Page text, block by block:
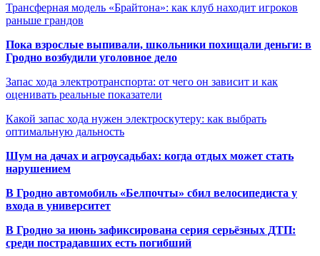
Трансферная модель «Брайтона»: как клуб находит игроков
раньше грандов
Пока взрослые выпивали, школьники похищали деньги: в
Гродно возбудили уголовное дело
Запас хода электротранспорта: от чего он зависит и как
оценивать реальные показатели
Какой запас хода нужен электроскутеру: как выбрать
оптимальную дальность
Шум на дачах и агроусадьбах: когда отдых может стать
нарушением
В Гродно автомобиль «Белпочты» сбил велосипедиста у
входа в университет
В Гродно за июнь зафиксирована серия серьёзных ДТП:
среди пострадавших есть погибший